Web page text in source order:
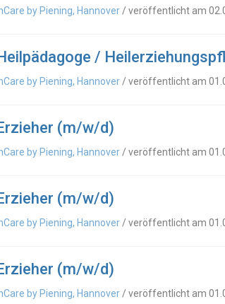
by Piening, Hannover/ veröffentlicht am
/
by Piening, Hannover/ veröffentlicht am
(m/w/d)
by Piening, Hannover/ veröffentlicht am
(m/w/d)
by Piening, Hannover/ veröffentlicht am
(m/w/d)
by Piening, Hannover/ veröffentlicht am